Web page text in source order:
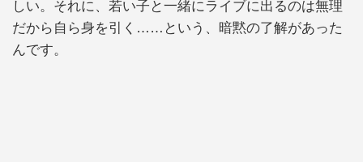
しい。それに、若い子と一緒にライブに出るのは無理
だから自ら身を引く……という、暗黙の了解があった
んです。